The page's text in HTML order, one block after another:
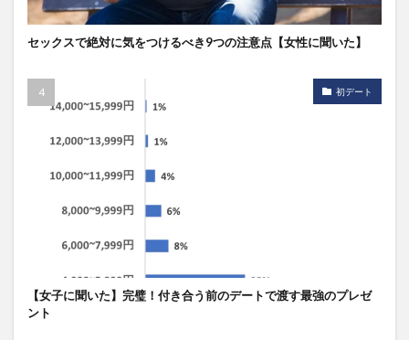
セックスで絶対に気をつけるべき9つの注意点【女性に聞いた】
初デート
【女子に聞いた】完璧！付き合う前のデートで渡す最強のプレゼ
ント